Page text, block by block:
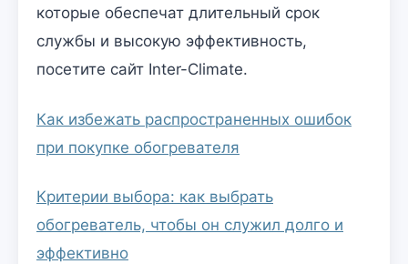
которые обеспечат длительный срок
службы и высокую эффективность,
посетите сайт Inter-Climate.
Как избежать распространенных ошибок
при покупке обогревателя
Критерии выбора: как выбрать
обогреватель, чтобы он служил долго и
эффективно